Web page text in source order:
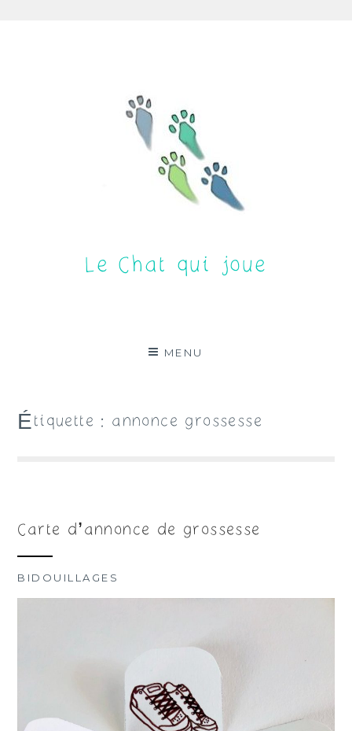
Le Chat qui joue
MENU
Étiquette : annonce grossesse
Carte d’annonce de grossesse
BIDOUILLAGES